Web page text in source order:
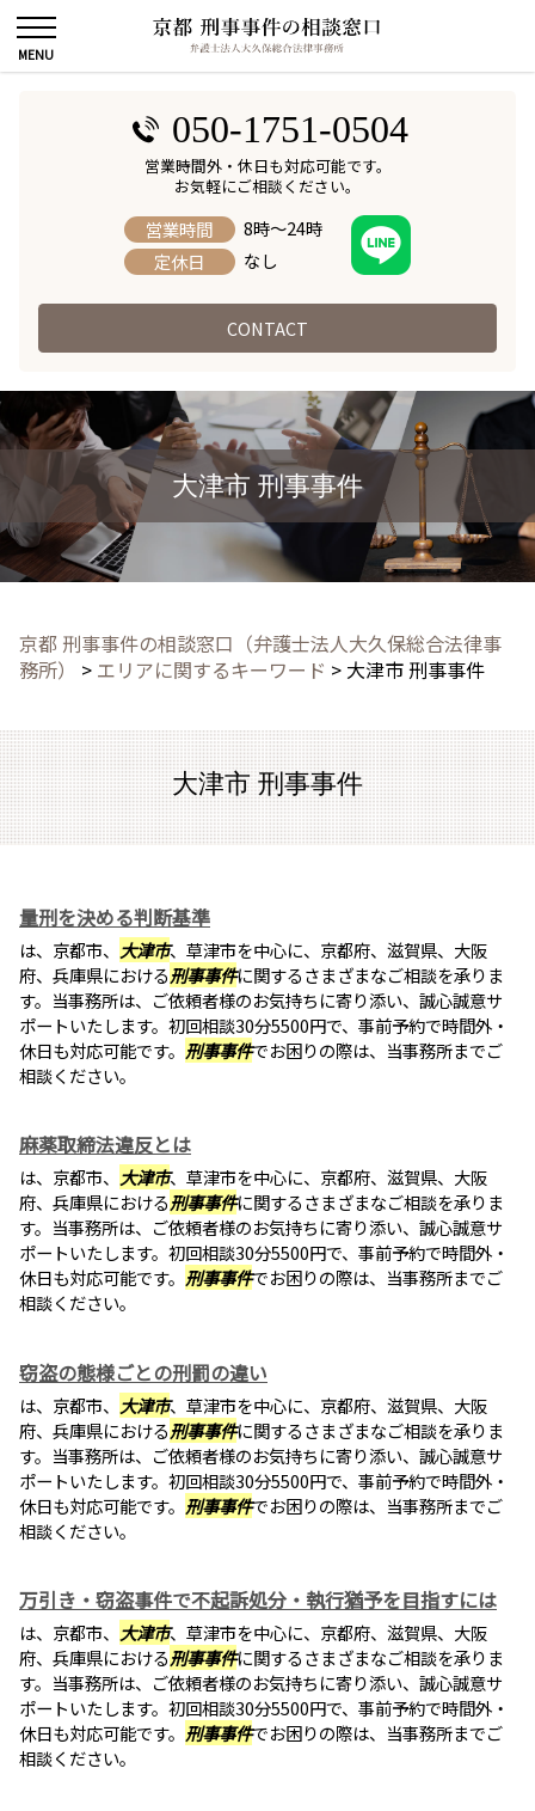
050-1751-0504
営業時間外・休日も対応可能です。
お気軽にご相談ください。
営業時間
8時～24時
定休日
なし
CONTACT
大津市 刑事事件
京都 刑事事件の相談窓口（弁護士法人大久保総合法律事
務所）
> エリアに関するキーワード > 大津市 刑事事件
大津市 刑事事件
量刑を決める判断基準
は、京都市、 大津市、草津市を中心に、京都府、滋賀県、大阪
府、兵庫県における刑事事件に関するさまざまなご相談を承りま
す。当事務所は、ご依頼者様のお気持ちに寄り添い、誠心誠意サ
ポートいたします。初回相談30分5500円で、事前予約で時間外・
休日も対応可能です。 刑事事件でお困りの際は、当事務所までご
相談ください。
麻薬取締法違反とは
は、京都市、 大津市、草津市を中心に、京都府、滋賀県、大阪
府、兵庫県における刑事事件に関するさまざまなご相談を承りま
す。当事務所は、ご依頼者様のお気持ちに寄り添い、誠心誠意サ
ポートいたします。初回相談30分5500円で、事前予約で時間外・
休日も対応可能です。 刑事事件でお困りの際は、当事務所までご
相談ください。
窃盗の態様ごとの刑罰の違い
は、京都市、 大津市、草津市を中心に、京都府、滋賀県、大阪
府、兵庫県における刑事事件に関するさまざまなご相談を承りま
す。当事務所は、ご依頼者様のお気持ちに寄り添い、誠心誠意サ
ポートいたします。初回相談30分5500円で、事前予約で時間外・
休日も対応可能です。 刑事事件でお困りの際は、当事務所までご
相談ください。
万引き・窃盗事件で不起訴処分・執行猶予を目指すには
は、京都市、 大津市、草津市を中心に、京都府、滋賀県、大阪
府、兵庫県における刑事事件に関するさまざまなご相談を承りま
す。当事務所は、ご依頼者様のお気持ちに寄り添い、誠心誠意サ
ポートいたします。初回相談30分5500円で、事前予約で時間外・
休日も対応可能です。 刑事事件でお困りの際は、当事務所までご
相談ください。